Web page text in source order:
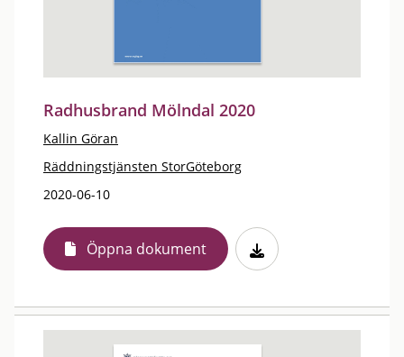
Radhusbrand Mölndal 2020
Kallin Göran
Räddningstjänsten StorGöteborg
2020-06-10
Öppna dokument